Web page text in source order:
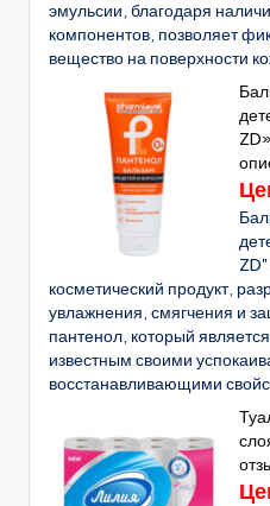
эмульсии, благодаря
компонентов, позволяет
вещество на поверхности
косметический продукт,
увлажнения, смягчения и
пантенол, который
известным своими
восстанавливающими